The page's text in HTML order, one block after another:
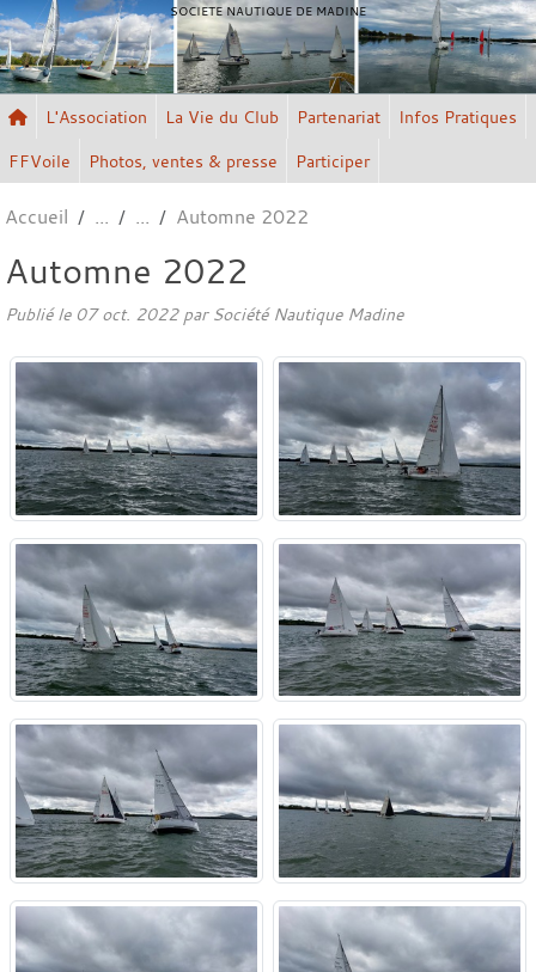
SOCIETE NAUTIQUE DE MADINE
L'Association La Vie du Club Partenariat
Infos Pratiques
FFVoile
Photos, ventes & presse Participer
Accueil Automne 2022
Automne 2022
Publié le 07 oct. 2022par Société Nautique Madine
Panneau de gestion des cookies